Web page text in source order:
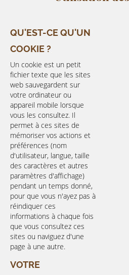
QU'EST-CE QU'UN
COOKIE ?
Un cookie est un petit
fichier texte que les sites
web sauvegardent sur
votre ordinateur ou
appareil mobile lorsque
vous les consultez. Il
permet à ces sites de
mémoriser vos actions et
préférences (nom
d'utilisateur, langue, taille
des caractères et autres
paramètres d'affichage)
pendant un temps donné,
pour que vous n'ayez pas à
réindiquer ces
informations à chaque fois
que vous consultez ces
sites ou naviguez d'une
page à une autre.
VOTRE